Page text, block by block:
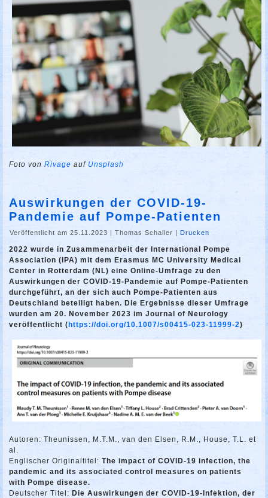
Foto vonRivage auf Unsplash
Auswirkungen der COVID-19-
Pandemie auf Pompe-Patienten
Veröffentlicht am 25.11.2023 |Thomas Schaller |Drucken
2022 wurde in Zusammenarbeit der International Pompe
Association (IPA) mit dem Erasmus MC University Medical
Center in Rotterdam (NL) eine Online-Umfrage zu den
Auswirkungen der COVID-19-Pandemie auf Pompe-Patienten
durchgeführt, an der sich auch Pompe-Patienten aus
Deutschland beteiligt haben. Die Ergebnisse dieser Umfrage
wurden am 20. November 2023 im Journal of Neurology
veröffentlicht (https://doi.org/10.1007/s00415-023-11999-2)
Autoren: Theunissen, M.T.M., van den Elsen, R.M., House, T.L. et
al.
Englischer Originaltitel:The impact of COVID-19 infection, the
pandemic and its associated control measures on patients
with Pompe disease.
Deutscher Titel:Die Auswirkungen der COVID-19-Infektion, der